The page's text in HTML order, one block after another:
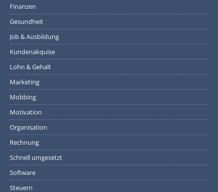
Finanzen
Gesundheit
Job & Ausbildung
Kundenakquise
Lohn & Gehalt
Marketing
Mobbing
Motivation
Organisation
Rechnung
Schnell umgesetzt
Software
Steuern